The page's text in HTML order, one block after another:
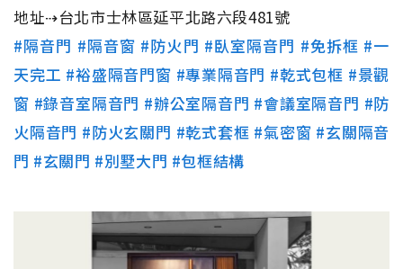
地址⇢台北市士林區延平北路六段481號
#隔音門 #隔音窗 #防火門 #臥室隔音門 #免拆框 #一
天完工 #裕盛隔音門窗 #專業隔音門 #乾式包框 #景觀
窗 #錄音室隔音門 #辦公室隔音門 #會議室隔音門 #防
火隔音門 #防火玄關門 #乾式套框 #氣密窗 #玄關隔音
門 #玄關門 #別墅大門 #包框結構